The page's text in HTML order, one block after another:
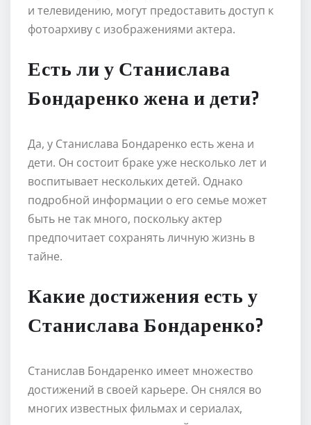
и телевидению, могут предоставить доступ к
фотоархиву с изображениями актера.
Есть ли у Станислава
Бондаренко жена и дети?
Да, у Станислава Бондаренко есть жена и
дети. Он состоит браке уже несколько лет и
воспитывает нескольких детей. Однако
подробной информации о его семье может
быть не так много, поскольку актер
предпочитает сохранять личную жизнь в
тайне.
Какие достижения есть у
Станислава Бондаренко?
Станислав Бондаренко имеет множество
достижений в своей карьере. Он снялся во
многих известных фильмах и сериалах,